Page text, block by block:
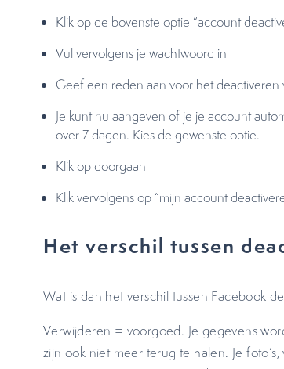
Klik op de bovenste optie “account
Vul vervolgens je wachtwoord in
Geef een reden aan voor het deactiveren
Je kunt nu aangeven of je je account
over 7 dagen. Kies de gewenste optie.
Klik op doorgaan
Klik vervolgens op “mijn account
Het verschil tussen
Wat is dan het verschil tussen Facebook
Verwijderen = voorgoed. Je gegevens
zijn ook niet meer terug te halen. Je